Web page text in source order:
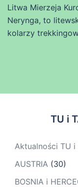
Litwa Mierzeja
Nerynga, to
kolarzy
TU i
Aktualności TU i
AUSTRIA (30)
BOSNIA i